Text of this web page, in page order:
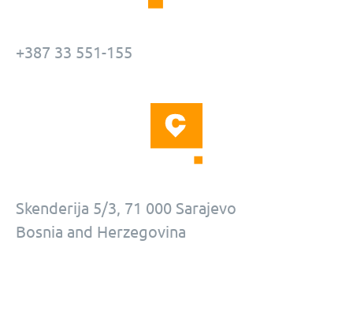
+387 33 551-155
Skenderija 5/3, 71 000 Sarajevo
Bosnia and Herzegovina